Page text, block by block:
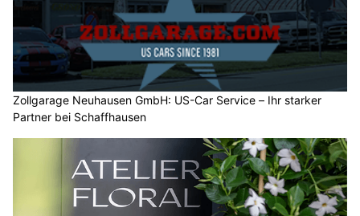
Zollgarage Neuhausen GmbH: US-Car Service – Ihr starker
Partner bei Schaffhausen